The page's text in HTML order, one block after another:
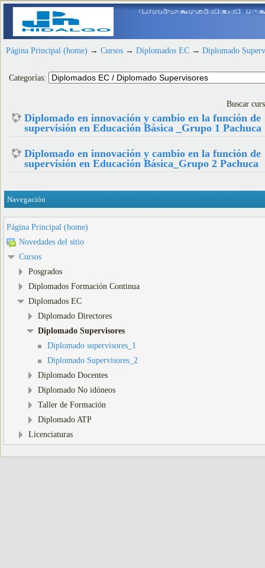
Página Principal (home) → Cursos → Diplomados EC → Diplomado
Categorías:
Buscar
Diplomado en innovación y cambio en la función de
supervisión en Educación Básica _Grupo 1 Pachuca
Diplomado en innovación y cambio en la función de
supervisión en Educación Básica_Grupo 2 Pachuca
Navegación
Página Principal (home)
Novedades del sitio
Cursos
Posgrados
Diplomados Formación Continua
Diplomados EC
Diplomado Directores
Diplomado Supervisores
Diplomado supervisores_1
Diplomado Supervisores_2
Diplomado Docentes
Diplomado No idóneos
Taller de Formación
Diplomado ATP
Licenciaturas